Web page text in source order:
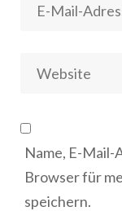
Name, E-Mail-
Browser für
speichern.